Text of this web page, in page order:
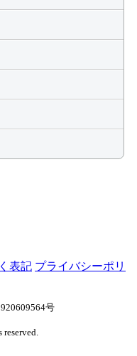
表記 プライバシーポリ
号